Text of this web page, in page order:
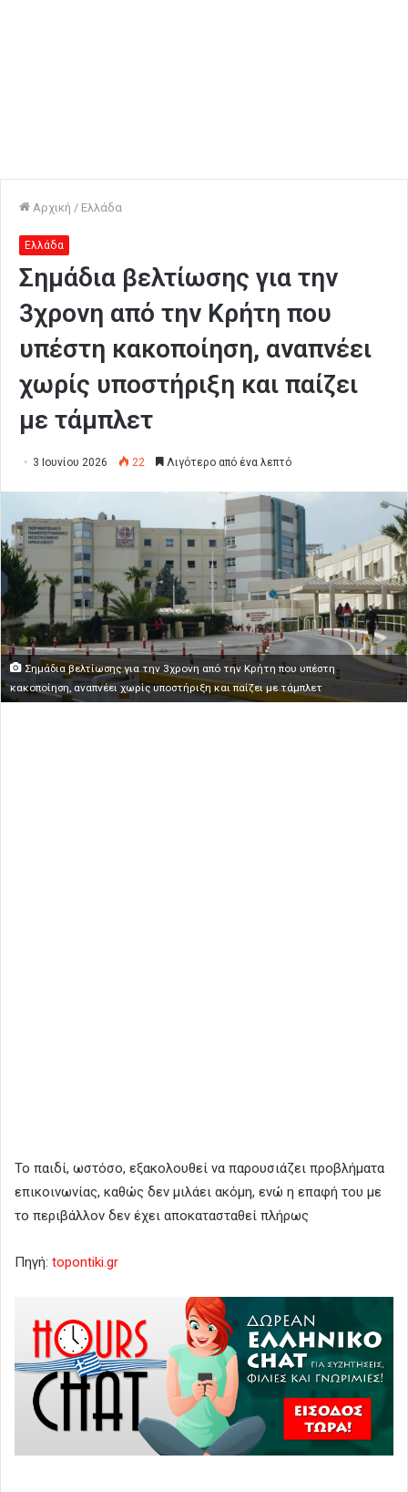
Αρχική / Ελλάδα
Ελλάδα
Σημάδια βελτίωσης για την
3χρονη από την Κρήτη που
υπέστη κακοποίηση, αναπνέει
χωρίς υποστήριξη και παίζει
με τάμπλετ
3 Ιουνίου 2026 22 Λιγότερο από ένα λεπτό
Σημάδια βελτίωσης για την 3χρονη από την Κρήτη που υπέστη
κακοποίηση, αναπνέει χωρίς υποστήριξη και παίζει με τάμπλετ
Το παιδί, ωστόσο, εξακολουθεί να παρουσιάζει προβλήματα
επικοινωνίας, καθώς δεν μιλάει ακόμη, ενώ η επαφή του με
το περιβάλλον δεν έχει αποκατασταθεί πλήρως
Πηγή: topontiki.gr